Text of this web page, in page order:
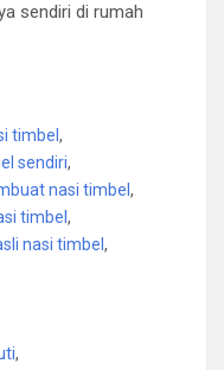
sendiri di rumah
timbel ,
sendiri,
nasi timbel ,
timbel ,
nasi timbel ,
,